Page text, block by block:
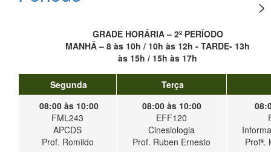
GRADE HORÁRIA – 2º PERÍODO
MANHÃ – 8 às 10h / 10h às 12h - TARDE- 13h
às 15h / 15h às 17h
Segunda Terça
08:00 às 10:00
FML243
APCDS
Prof. Romildo
08:00 às 10:00
EFF120
Cinesiologia
Prof. Ruben Ernesto
Profª.